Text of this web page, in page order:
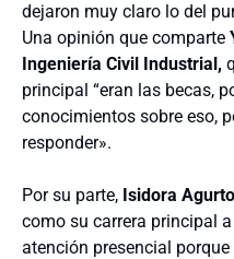
dejaron muy claro lo del
Una opinión que comparte
Ingeniería Civil Industrial,
principal “eran las becas,
conocimientos sobre eso,
responder».
Por su parte, Isidora
como su carrera principal
atención presencial